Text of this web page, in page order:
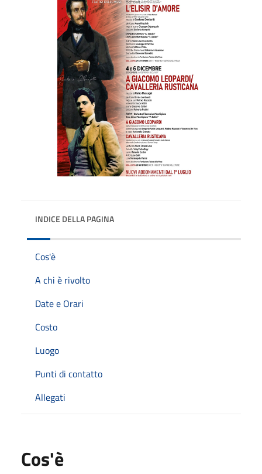
INDICE DELLA PAGINA
Cos'è
A chi è rivolto
Date e Orari
Costo
Luogo
Punti di contatto
Allegati
Cos'è